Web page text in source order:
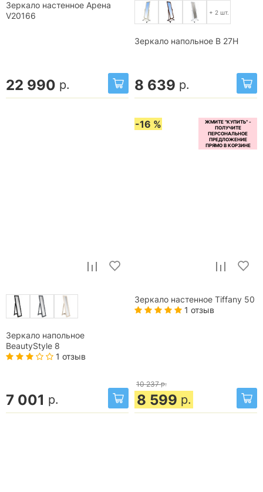
Зеркало настенное Арена
V20166
22 990 р.
+ 2 шт.
Зеркало напольное В 27Н
8 639 р.
Зеркало напольное
BeautyStyle 8
1 отзыв
7 001 р.
-16 %
Зеркало настенное Tiffany 50
1 отзыв
10 237 р.
8 599 р.